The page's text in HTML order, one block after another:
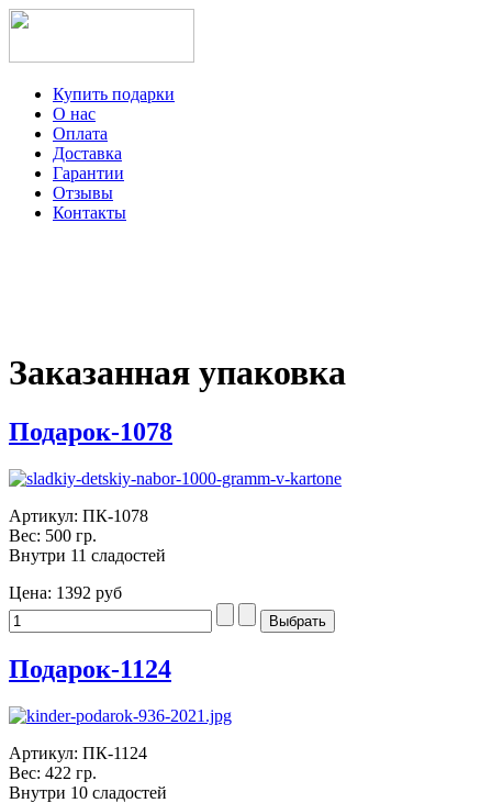
Купить подарки
О нас
Оплата
Доставка
Гарантии
Отзывы
Контакты
Заказанная упаковка
Подарок-1078
Артикул: ПК-1078
Вес: 500 гр.
Внутри 11 сладостей
Цена: 1392 руб
Подарок-1124
Артикул: ПК-1124
Вес: 422 гр.
Внутри 10 сладостей